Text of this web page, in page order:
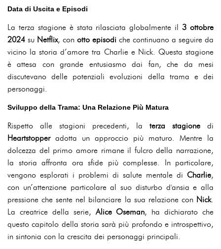
Data di Uscita e Episodi
La terza stagione è stata rilasciata globalmente il3 ottobre
2024 su Netflix, con otto episodi che continuano a seguire da
vicino la storia d’amore tra Charlie e Nick. Questa stagione
è attesa con grande entusiasmo dai fan, che da mesi
discutevano delle potenziali evoluzioni della trama e dei
personaggi.
Sviluppo della Trama: Una Relazione Più Matura
Rispetto alle stagioni precedenti, la terza stagione di
Heartstopperadotta un approccio più maturo. Mentre la
dolcezza del primo amore rimane il fulcro della narrazione,
la storia affronta ora sfide più complesse. In particolare,
vengono esplorati i problemi di salute mentale di Charlie,
con un’attenzione particolare al suo disturbo d'ansia e alla
pressione che sente nel bilanciare la sua relazione con Nick.
La creatrice della serie,Alice Oseman, ha dichiarato che
questo capitolo della storia sarà più profondo e introspettivo,
in sintonia con la crescita dei personaggi principali.